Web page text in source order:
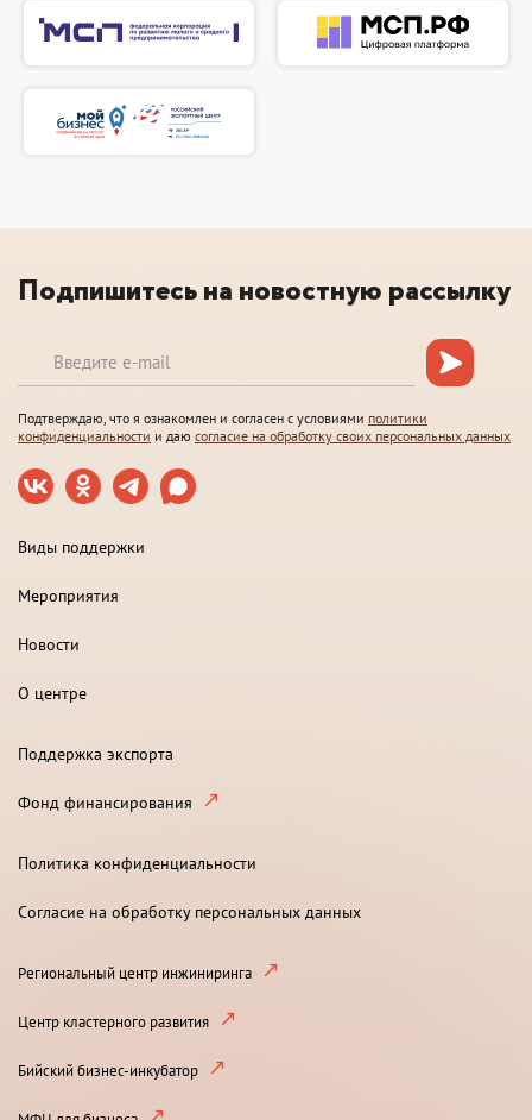
Подпишитесь на новостную рассылку
Подтверждаю, что я ознакомлен и согласен с условиями политики
конфиденциальности и даю согласие на обработку своих персональных данных
Виды поддержки
Мероприятия
Новости
О центре
Поддержка экспорта
Фонд финансирования
Политика конфиденциальности
Согласие на обработку персональных данных
Региональный центр инжиниринга
Центр кластерного развития
Бийский бизнес-инкубатор